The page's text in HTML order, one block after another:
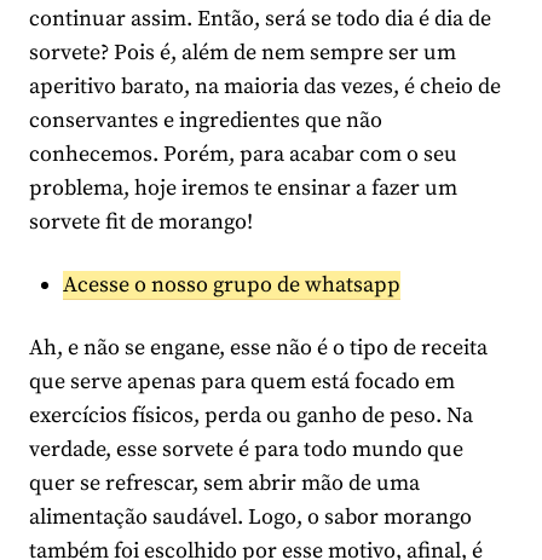
continuar assim. Então, será se todo dia é dia de
sorvete? Pois é, além de nem sempre ser um
aperitivo barato, na maioria das vezes, é cheio de
conservantes e ingredientes que não
conhecemos. Porém, para acabar com o seu
problema, hoje iremos te ensinar a fazer um
sorvete fit de morango!
Acesse o nosso grupo de whatsapp
Ah, e não se engane, esse não é o tipo de receita
que serve apenas para quem está focado em
exercícios físicos, perda ou ganho de peso. Na
verdade, esse sorvete é para todo mundo que
quer se refrescar, sem abrir mão de uma
alimentação saudável. Logo, o sabor morango
também foi escolhido por esse motivo, afinal, é